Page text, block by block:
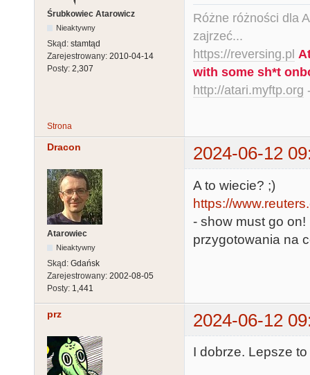
Śrubkowiec Atarowicz
Nieaktywny
Skąd: stamtąd
Zarejestrowany: 2010-04-14
Posty: 2,307
Różne różności dla
zajrzeć...
https://reversing.pl
with some sh*t
http://atari.myftp.org
Strona
Dracon 2024-06-12
Atarowiec
Nieaktywny
Skąd: Gdańsk
Zarejestrowany: 2002-08-05
Posty: 1,441
A to wiecie? ;)
https://
- show must go on!
przygotowania na
prz 2024-06-12
I dobrze. Lepsze